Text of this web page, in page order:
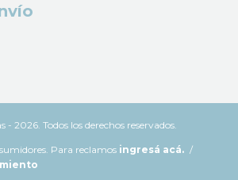
2026. Todos los derechos reservados.
Para reclamos ingresá acá. /